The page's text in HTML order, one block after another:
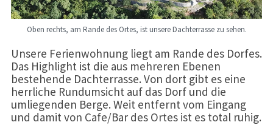
Oben rechts, am Rande des Ortes, ist unsere Dachterrasse zu sehen.
Unsere Ferienwohnung liegt am Rande des Dorfes.
Das Highlight ist die aus mehreren Ebenen
bestehende Dachterrasse. Von dort gibt es eine
herrliche Rundumsicht auf das Dorf und die
umliegenden Berge. Weit entfernt vom Eingang
und damit von Cafe/Bar des Ortes ist es total ruhig.